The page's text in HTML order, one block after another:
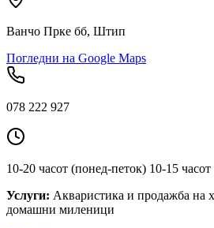
Ванчо Прке бб, Штип
Погледни на Google Maps
078 222 927
10-20 часот (понед-петок) 10-15 часот
Услуги: Акваристика и продажба на
домашни миленици